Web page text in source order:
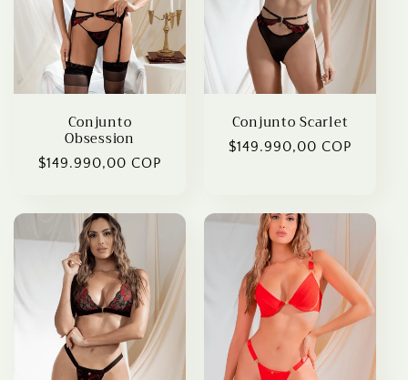
Conjunto
Obsession
Regular
$149.990,00 COP
Conjunto Scarlet
Regular
$149.990,00 COP